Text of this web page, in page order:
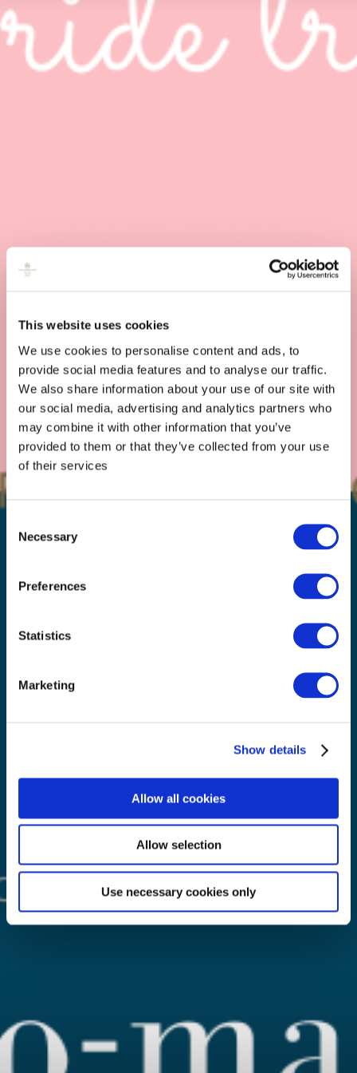
This website uses cookies
We use cookies to personalise content and ads, to
provide social media features and to analyse our traffic.
We also share information about your use of our site with
our social media, advertising and analytics partners who
may combine it with other information that you’ve
provided to them or that they’ve collected from your use
of their services
Selection
Necessary
Preferences
Statistics
Marketing
Show details
Allow all cookies
Allow selection
Use necessary cookies only